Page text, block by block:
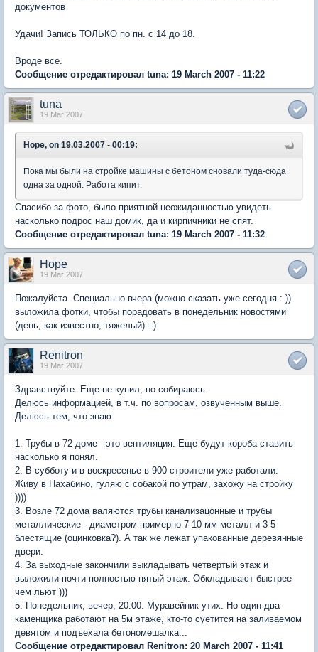
документов
Удачи! Запись ТОЛЬКО по пн. с 14 до 18.
Вроде все.
Сообщение отредактировал tuna: 19 March 2007 - 11:22
tuna
19 Mar 2007
Hope, on 19.03.2007 - 00:19:
Пока мы были на стройке машины с бетоном сновали туда-сюда
одна за одной. Работа кипит.
Спасибо за фото, было приятной неожиданностью увидеть
насколько подрос наш домик, да и кирпичники не спят.
Сообщение отредактировал tuna: 19 March 2007 - 11:32
Hope
19 Mar 2007
Пожалуйста. Специально вчера (можно сказать уже сегодня :-))
выложила фотки, чтобы порадовать в понедельник новостями
(день, как известно, тяжелый) :-)
Renitron
19 Mar 2007
Здравствуйте. Еще не купил, но собираюсь.
Делюсь информацией, в т.ч. по вопросам, озвученным выше.
Делюсь тем, что знаю.
1. Трубы в 72 доме - это вентиляция. Еще будут короба ставить
насколько я понял.
2. В субботу и в воскресенье в 900 строители уже работали.
Живу в Нахабино, гуляю с собакой по утрам, захожу на стройку
))))
3. Возле 72 дома валяются трубы канализацонные и трубы
металлические - диаметром примерно 7-10 мм металл и 3-5
блестящие (оцинковка?). А так же лежат упакованные деревянные
двери.
4. За выходные закончили выкладывать четвертый этаж и
выложили почти полностью пятый этаж. Обкладывают быстрее
чем льют )))
5. Понедельник, вечер, 20.00. Муравейник утих. Но один-два
каменщика работают на 5м этаже, кто-то суетится на заливаемом
девятом и подъехала бетономешалка...
Сообщение отредактировал Renitron: 20 March 2007 - 11:41